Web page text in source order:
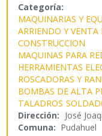
Categoría:
MAQUINARIAS Y
ARRIENDO Y
CONSTRUCCION
MAQUINAS PARA
HERRAMIENTAS
ROSCADORAS Y
BOMBAS DE ALTA
TALADROS
Dirección: José
Comuna: Pudahuel